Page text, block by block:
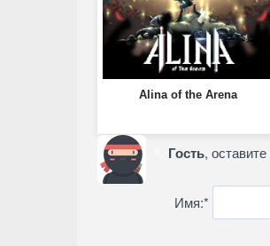
Alina of the Arena
Гость,
Имя:*